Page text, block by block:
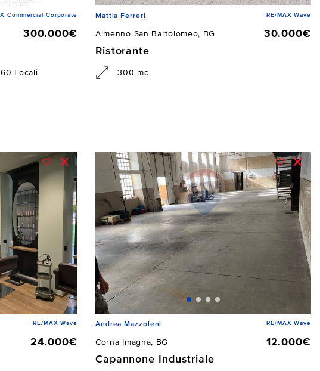
Commercial Corporate
300.000€
60 Locali
Mattia Ferreri RE/MAX Wave
Almenno San Bartolomeo, BG
30.000€
Ristorante
300 mq
RE/MAX Wave
24.000€
Andrea Mazzoleni RE/MAX Wave
Corna Imagna, BG
12.000€
Capannone Industriale